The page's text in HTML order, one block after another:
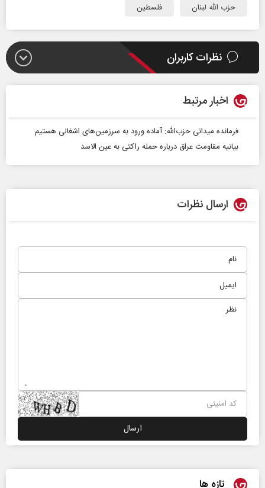
حزب الله لبنان
فلسطین
نظرات کاربران
اخبار مرتبط
فرمانده میدانی حزب‌الله: آماده ورود به سرزمین‌های اشغالی هستیم
بیانیه مقاومت عراق درباره حمله راکتی به عین الاسد
ارسال نظرات
تازه ها